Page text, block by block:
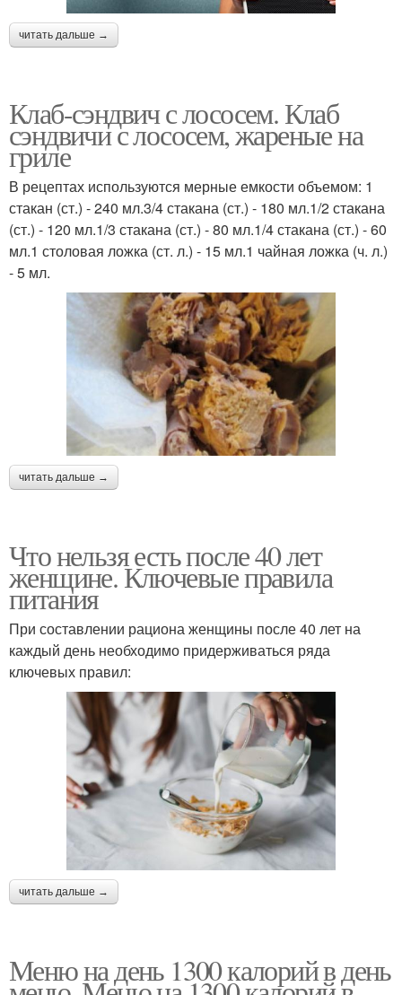
читать дальше →
Клаб-сэндвич с лососем. Клаб
сэндвичи с лососем, жареные на
гриле
В рецептах используются мерные емкости объемом: 1
стакан (ст.) - 240 мл.3/4 стакана (ст.) - 180 мл.1/2 стакана
(ст.) - 120 мл.1/3 стакана (ст.) - 80 мл.1/4 стакана (ст.) - 60
мл.1 столовая ложка (ст. л.) - 15 мл.1 чайная ложка (ч. л.)
- 5 мл.
читать дальше →
Что нельзя есть после 40 лет
женщине. Ключевые правила
питания
При составлении рациона женщины после 40 лет на
каждый день необходимо придерживаться ряда
ключевых правил:
читать дальше →
Меню на день 1300 калорий в день